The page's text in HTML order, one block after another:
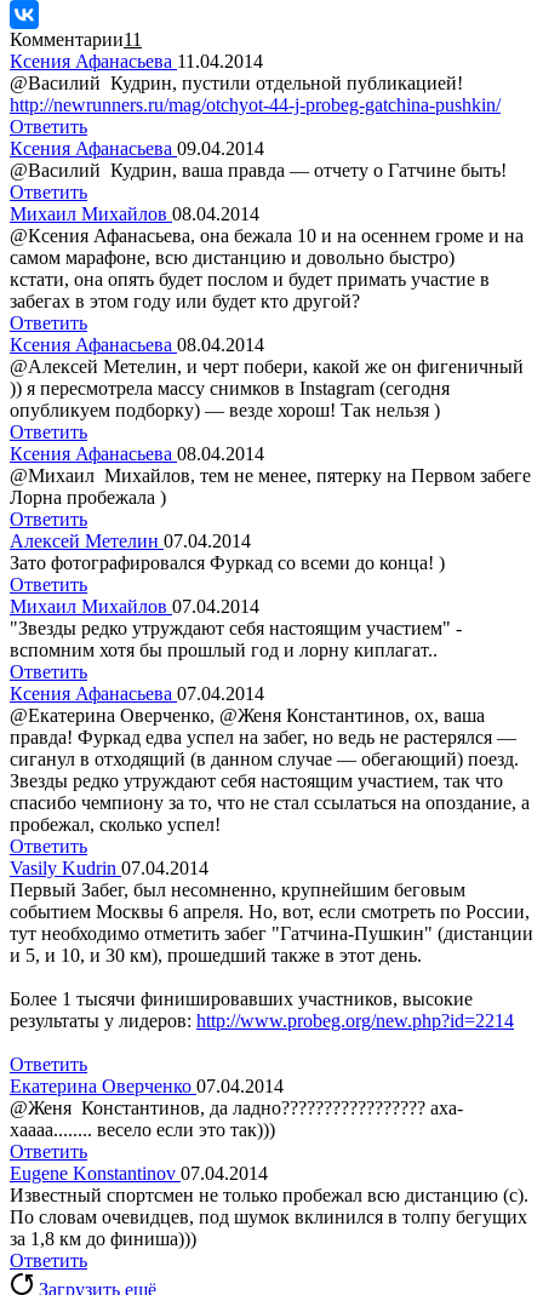
Комментарии11
Ксения Афанасьева 11.04.2014
@Василий Кудрин, пустили отдельной публикацией!
http://newrunners.ru/mag/otchyot-44-j-probeg-gatchina-pushkin/
Ответить
Ксения Афанасьева 09.04.2014
@Василий Кудрин, ваша правда — отчету о Гатчине быть!
Ответить
Михаил Михайлов 08.04.2014
@Ксения Афанасьева, она бежала 10 и на осеннем громе и на
самом марафоне, всю дистанцию и довольно быстро)
кстати, она опять будет послом и будет примать участие в
забегах в этом году или будет кто другой?
Ответить
Ксения Афанасьева 08.04.2014
@Алексей Метелин, и черт побери, какой же он фигеничный
)) я пересмотрела массу снимков в Instagram (сегодня
опубликуем подборку) — везде хорош! Так нельзя )
Ответить
Ксения Афанасьева 08.04.2014
@Михаил Михайлов, тем не менее, пятерку на Первом забеге
Лорна пробежала )
Ответить
Алексей Метелин 07.04.2014
Зато фотографировался Фуркад со всеми до конца! )
Ответить
Михаил Михайлов 07.04.2014
"Звезды редко утруждают себя настоящим участием" -
вспомним хотя бы прошлый год и лорну киплагат..
Ответить
Ксения Афанасьева 07.04.2014
@Екатерина Оверченко, @Женя Константинов, ох, ваша
правда! Фуркад едва успел на забег, но ведь не растерялся —
сиганул в отходящий (в данном случае — обегающий) поезд.
Звезды редко утруждают себя настоящим участием, так что
спасибо чемпиону за то, что не стал ссылаться на опоздание, а
пробежал, сколько успел!
Ответить
Vasily Kudrin 07.04.2014
Первый Забег, был несомненно, крупнейшим беговым
событием Москвы 6 апреля. Но, вот, если смотреть по России,
тут необходимо отметить забег "Гатчина-Пушкин" (дистанции
и 5, и 10, и 30 км), прошедший также в этот день.
Более 1 тысячи финишировавших участников, высокие
результаты у лидеров: http://www.probeg.org/new.php?id=2214
Ответить
Екатерина Оверченко 07.04.2014
@Женя Константинов, да ладно????????????????? аха-
хаааа........ весело если это так)))
Ответить
Eugene Konstantinov 07.04.2014
Известный спортсмен не только пробежал всю дистанцию (c).
По словам очевидцев, под шумок вклинился в толпу бегущих
за 1,8 км до финиша)))
Ответить
Загрузить ещё